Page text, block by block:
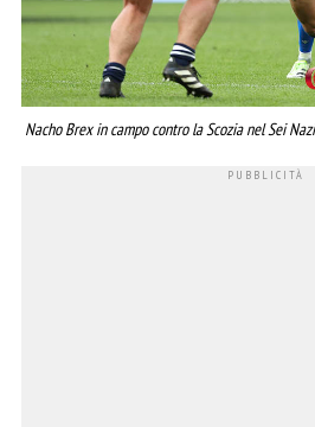
Nacho Brex in campo contro la Scozia nel Sei